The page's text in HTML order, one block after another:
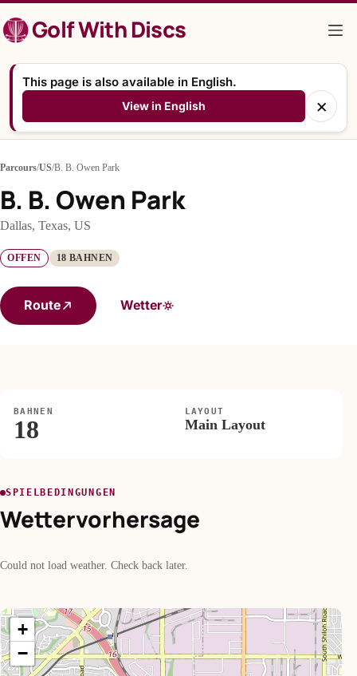
Inhalt
springenGolf With Discs
This page is also available in English.
View in English ×
Parcours/US/B. B. Owen Park
B. B. Owen Park
Dallas, Texas, US
OFFEN 18 BAHNEN
Route Wetter
BAHNEN
18
LAYOUT
Main Layout
SPIELBEDINGUNGEN
Wettervorhersage
Could not load weather. Check back later.
+
−